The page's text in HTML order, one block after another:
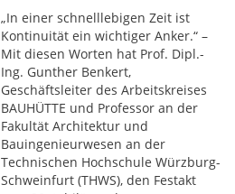
„In einer schnelllebigen Zeit ist
Kontinuität ein wichtiger Anker.“ –
Mit diesen Worten hat Prof. Dipl.-
Ing. Gunther Benkert,
Geschäftsleiter des Arbeitskreises
BAUHÜTTE und Professor an der
Fakultät Architektur und
Bauingenieurwesen an der
Technischen Hochschule Würzburg-
Schweinfurt (THWS), den Festakt